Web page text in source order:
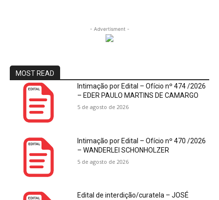
- Advertisment -
MOST READ
Intimação por Edital – Ofício nº 474 /2026
– EDER PAULO MARTINS DE CAMARGO
5 de agosto de 2026
Intimação por Edital – Ofício nº 470 /2026
– WANDERLEI SCHONHOLZER
5 de agosto de 2026
Edital de interdição/curatela – JOSÉ